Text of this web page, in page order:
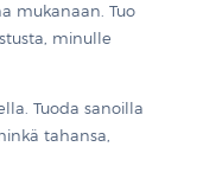
mukanaan. Tuo
minulle
Tuoda sanoilla
tahansa,